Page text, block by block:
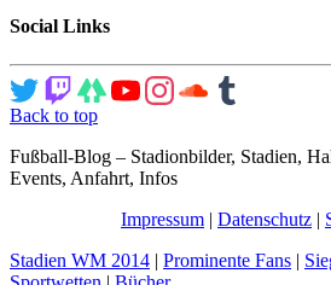
Social Links
Back to top
Fußball-Blog – Stadionbilder, Stadien,
Events, Anfahrt, Infos
Impressum | Datenschutz |
Stadien WM 2014 | Prominente Fans |